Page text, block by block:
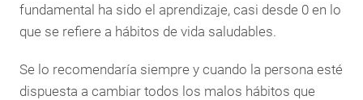
fundamental ha sido el aprendizaje, casi desde 0 en lo
que se refiere a hábitos de vida saludables.
Se lo recomendaría siempre y cuando la persona esté
dispuesta a cambiar todos los malos hábitos que